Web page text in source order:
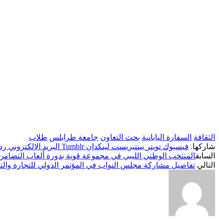
الثقافة السفارة اليابانية بحث التعاون جامعة طرابلس طلاب
شاركها. فيسبوك تويتر بينتيريست لينكدإن Tumblr البريد الإلكتروني
السابقالمنتخب الوطني الليبي في مجموعة قوية بدورة ألعاب
التالي تفاصيل مشاركة مجلس النواب في المؤتمر الدولي للتجارة